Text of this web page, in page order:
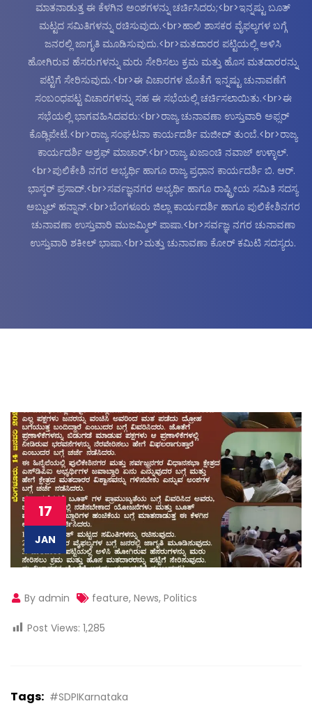
ಮಾತನಾಡುತ್ತ ಈ ಕೆಳಗಿನ ಅಂಶಗಳನ್ನು ಚರ್ಚಿಸಿದರು;<br>ಇನ್ನಷ್ಟು ಬೂತ್
ಮಟ್ಟದ ಸಮಿತಿಗಳನ್ನು ರಚಿಸುವುದು.<br>ಹಾಲಿ ಶಾಸಕರ ವೈಫಲ್ಯಗಳ ಬಗ್ಗೆ
ಜನರಲ್ಲಿ ಜಾಗೃತಿ ಮೂಡಿಸುವುದು.<br>ಮತದಾರರ ಪಟ್ಟಿಯಲ್ಲಿ ಅಳಿಸಿ
ಹೋಗಿರುವ ಹೆಸರುಗಳನ್ನು ಮರು ಸೇರಿಸಲು ಕ್ರಮ ಮತ್ತು ಹೊಸ ಮತದಾರರನ್ನು
ಪಟ್ಟಿಗೆ ಸೇರಿಸುವುದು.<br>ಈ ವಿಚಾರಗಳ ಜೊತೆಗೆ ಇನ್ನಷ್ಟು ಚುನಾವಣೆಗೆ
ಸಂಬಂಧಪಟ್ಟ ವಿಚಾರಗಳನ್ನು ಸಹ ಈ ಸಭೆಯಲ್ಲಿ ಚರ್ಚಿಸಲಾಯಿತು.<br>ಈ
ಸಭೆಯಲ್ಲಿ ಭಾಗವಹಿಸಿದವರು:<br>ರಾಜ್ಯ ಚುನಾವಣಾ ಉಸ್ತುವಾರಿ ಅಫ್ಸರ್
ಕೊಡ್ಲಿಪೇಟೆ.<br>ರಾಜ್ಯ ಸಂಘಟನಾ ಕಾರ್ಯದರ್ಶಿ ಮಜೀದ್ ತುಂಬೆ.<br>ರಾಜ್ಯ
ಕಾರ್ಯದರ್ಶಿ ಅಶ್ರಫ್ ಮಾಚಾರ್.<br>ರಾಜ್ಯ ಖಜಾಂಚಿ ನವಾಜ್ ಉಳ್ಳಾಲ್.
<br>ಪುಲಿಕೇಶಿ ನಗರ ಅಭ್ಯರ್ಥಿ ಹಾಗೂ ರಾಜ್ಯ ಪ್ರಧಾನ ಕಾರ್ಯದರ್ಶಿ ಬಿ. ಆರ್.
ಭಾಸ್ಕರ್ ಪ್ರಸಾದ್.<br>ಸರ್ವಜ್ಞನಗರ ಅಭ್ಯರ್ಥಿ ಹಾಗೂ ರಾಷ್ಟ್ರೀಯ ಸಮಿತಿ ಸದಸ್ಯ
ಅಬ್ದುಲ್ ಹನ್ನಾನ್.<br>ಬೆಂಗಳೂರು ಜಿಲ್ಲಾ ಕಾರ್ಯದರ್ಶಿ ಹಾಗೂ ಪುಲಿಕೇಶಿನಗರ
ಚುನಾವಣಾ ಉಸ್ತುವಾರಿ ಮುಜಮ್ಮಿಲ್ ಪಾಷಾ.<br>ಸರ್ವಜ್ಞ ನಗರ ಚುನಾವಣಾ
ಉಸ್ತುವಾರಿ ಶಕೀಲ್ ಭಾಷಾ.<br>ಮತ್ತು ಚುನಾವಣಾ ಕೋರ್ ಕಮಿಟಿ ಸದಸ್ಯರು.
17
JAN
By admin feature, News, Politics
Post Views: 1,285
Tags: #SDPIKarnataka